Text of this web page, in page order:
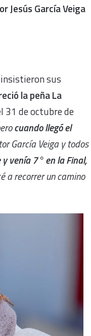
Jesús García Veiga
sus
la peña La
31 de octubre de
cuando llegó el
García Veiga y todos
venía 7° en la Final,
a recorrer un camino